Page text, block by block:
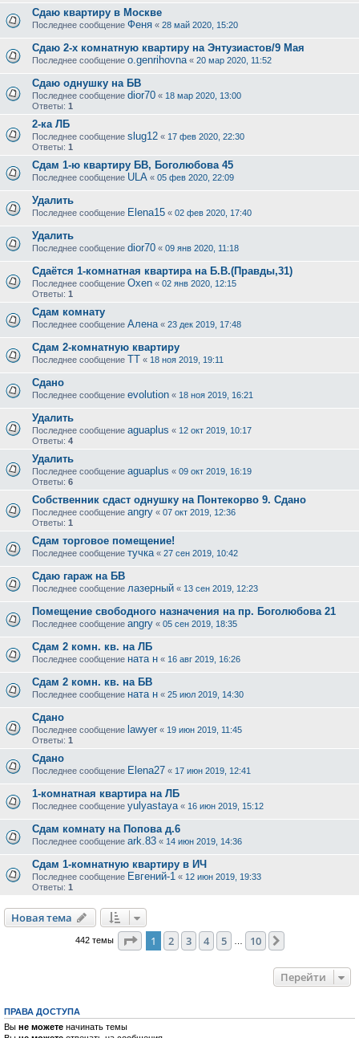
Сдаю квартиру в Москве
Последнее сообщение Феня « 28 май 2020, 15:20
Сдаю 2-х комнатную квартиру на Энтузиастов/9 Мая
Последнее сообщение o.genrihovna « 20 мар 2020, 11:52
Сдаю однушку на БВ
Последнее сообщение dior70 « 18 мар 2020, 13:00
Ответы: 1
2-ка ЛБ
Последнее сообщение slug12 « 17 фев 2020, 22:30
Ответы: 1
Сдам 1-ю квартиру БВ, Боголюбова 45
Последнее сообщение ULA « 05 фев 2020, 22:09
Удалить
Последнее сообщение Elena15 « 02 фев 2020, 17:40
Удалить
Последнее сообщение dior70 « 09 янв 2020, 11:18
Сдаётся 1-комнатная квартира на Б.В.(Правды,31)
Последнее сообщение Oxen « 02 янв 2020, 12:15
Ответы: 1
Сдам комнату
Последнее сообщение Алена « 23 дек 2019, 17:48
Сдам 2-комнатную квартиру
Последнее сообщение ТТ « 18 ноя 2019, 19:11
Сдано
Последнее сообщение evolution « 18 ноя 2019, 16:21
Удалить
Последнее сообщение aguaplus « 12 окт 2019, 10:17
Ответы: 4
Удалить
Последнее сообщение aguaplus « 09 окт 2019, 16:19
Ответы: 6
Собственник сдаст однушку на Понтекорво 9. Сдано
Последнее сообщение angry « 07 окт 2019, 12:36
Ответы: 1
Сдам торговое помещение!
Последнее сообщение тучка « 27 сен 2019, 10:42
Сдаю гараж на БВ
Последнее сообщение лазерный « 13 сен 2019, 12:23
Помещение свободного назначения на пр. Боголюбова 21
Последнее сообщение angry « 05 сен 2019, 18:35
Сдам 2 комн. кв. на ЛБ
Последнее сообщение ната н « 16 авг 2019, 16:26
Сдам 2 комн. кв. на БВ
Последнее сообщение ната н « 25 июл 2019, 14:30
Сдано
Последнее сообщение lawyer « 19 июн 2019, 11:45
Ответы: 1
Сдано
Последнее сообщение Elena27 « 17 июн 2019, 12:41
1-комнатная квартира на ЛБ
Последнее сообщение yulyastaya « 16 июн 2019, 15:12
Сдам комнату на Попова д.6
Последнее сообщение ark.83 « 14 июн 2019, 14:36
Сдам 1-комнатную квартиру в ИЧ
Последнее сообщение Евгений-1 « 12 июн 2019, 19:33
Ответы: 1
Новая тема
442 темы Страница из 10
1 2 3 4 5 10
Перейти
ПРАВА ДОСТУПА
Вы не можете начинать темы